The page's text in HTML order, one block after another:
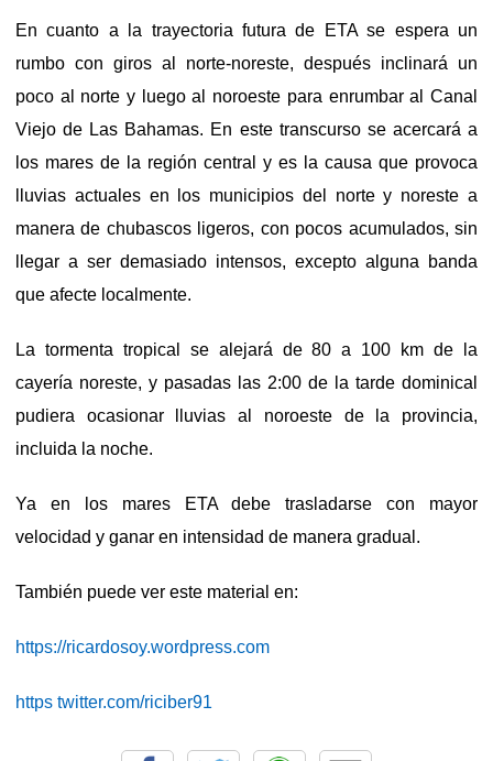
En cuanto a la trayectoria futura de ETA se espera un
rumbo con giros al norte-noreste, después inclinará un
poco al norte y luego al noroeste para enrumbar al Canal
Viejo de Las Bahamas. En este transcurso se acercará a
los mares de la región central y es la causa que provoca
lluvias actuales en los municipios del norte y noreste a
manera de chubascos ligeros, con pocos acumulados, sin
llegar a ser demasiado intensos, excepto alguna banda
que afecte localmente.
La tormenta tropical se alejará de 80 a 100 km de la
cayería noreste, y pasadas las 2:00 de la tarde dominical
pudiera ocasionar lluvias al noroeste de la provincia,
incluida la noche.
Ya en los mares ETA debe trasladarse con mayor
velocidad y ganar en intensidad de manera gradual.
También puede ver este material en:
https://ricardosoy.wordpress.com
https twitter.com/riciber91